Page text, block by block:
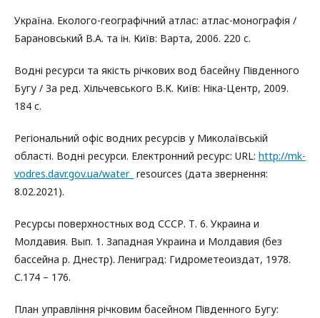
Україна. Еколого-географічний атлас: атлас-монографія /
Барановський В.А. та ін. Київ: Варта, 2006. 220 с.
Водні ресурси та якість річкових вод басейну Південного
Бугу / За ред. Хільчевського В.К. Київ: Ніка-Центр, 2009.
184 с.
Регіональний офіс водних ресурсів у Миколаївській
області. Водні ресурси. Електронний ресурс: URL: http://mk-
vodres.davr.gov.ua/water_ resources (дата звернення:
8.02.2021).
Ресурсы поверхностных вод СССР. Т. 6. Украина и
Молдавия. Вып. 1. Западная Украина и Молдавия (без
бассейна р. Днестр). Лениград: Гидрометеоиздат, 1978.
С.174 – 176.
План управління річковим басейном Південного Бугу: